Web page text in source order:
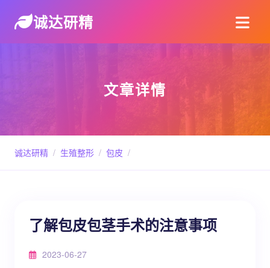
诚达研精
文章详情
诚达研精 / 生殖整形 / 包皮 /
了解包皮包茎手术的注意事项
2023-06-27